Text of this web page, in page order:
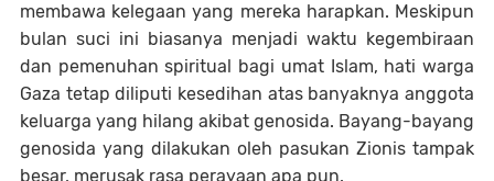
membawa kelegaan yang mereka harapkan. Meskipun
bulan suci ini biasanya menjadi waktu kegembiraan
dan pemenuhan spiritual bagi umat Islam, hati warga
Gaza tetap diliputi kesedihan atas banyaknya anggota
keluarga yang hilang akibat genosida. Bayang-bayang
genosida yang dilakukan oleh pasukan Zionis tampak
besar, merusak rasa perayaan apa pun.